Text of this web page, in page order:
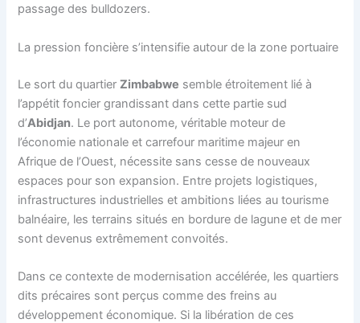
passage des bulldozers.
La pression foncière s’intensifie autour de la zone portuaire
Le sort du quartierZimbabwe semble étroitement lié à
l’appétit foncier grandissant dans cette partie sud
d’Abidjan. Le port autonome, véritable moteur de
l’économie nationale et carrefour maritime majeur en
Afrique de l’Ouest, nécessite sans cesse de nouveaux
espaces pour son expansion. Entre projets logistiques,
infrastructures industrielles et ambitions liées au tourisme
balnéaire, les terrains situés en bordure de lagune et de mer
sont devenus extrêmement convoités.
Dans ce contexte de modernisation accélérée, les quartiers
dits précaires sont perçus comme des freins au
développement économique. Si la libération de ces